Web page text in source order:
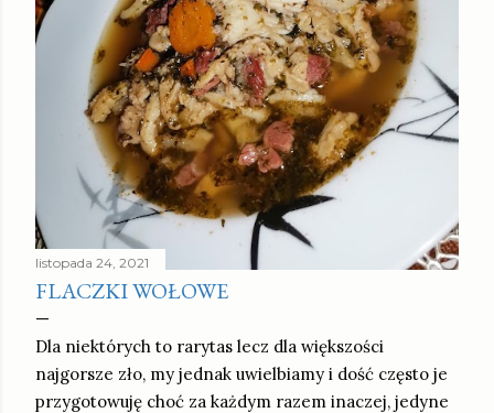
listopada 24, 2021
FLACZKI WOŁOWE
Dla niektórych to rarytas lecz dla większości
najgorsze zło, my jednak uwielbiamy i dość często je
przygotowuję choć za każdym razem inaczej, jedyne